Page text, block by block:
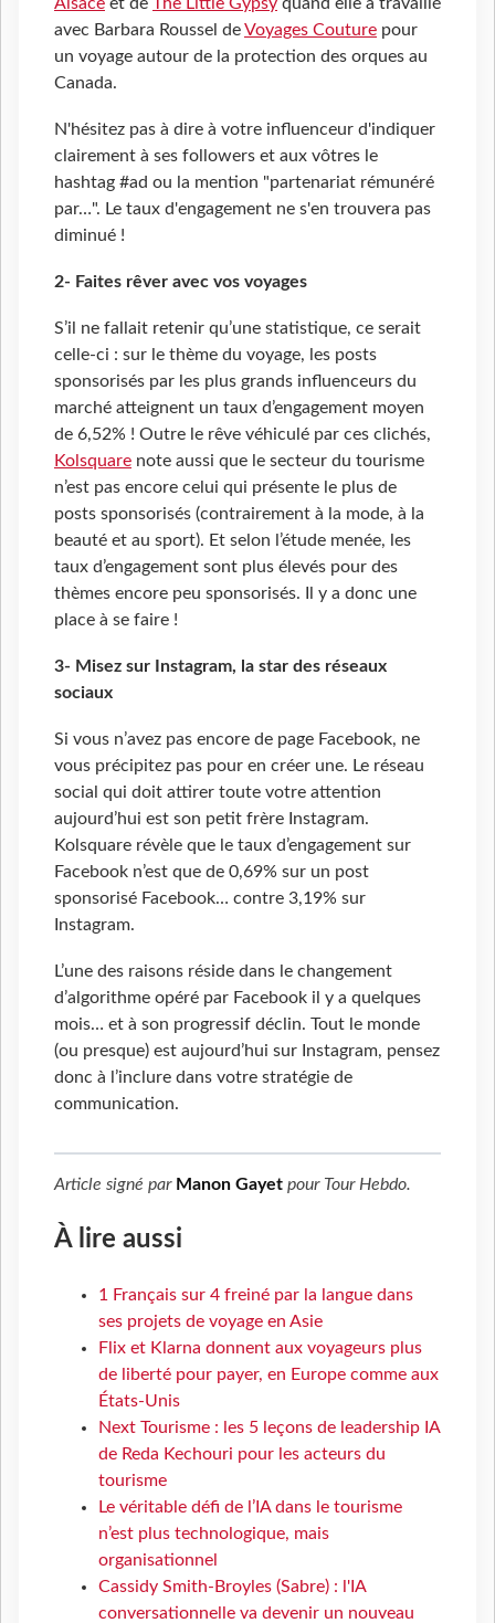
Alsace et de The Little Gypsy quand elle a travaillé
avec Barbara Roussel deVoyages Couture pour
un voyage autour de la protection des orques au
Canada.
N'hésitez pas à dire à votre influenceur d'indiquer
clairement à ses followers et aux vôtres le
hashtag #ad ou la mention "partenariat rémunéré
par…". Le taux d'engagement ne s'en trouvera pas
diminué !
2- Faites rêver avec vos voyages
S’il ne fallait retenir qu’une statistique, ce serait
celle-ci : sur le thème du voyage, les posts
sponsorisés par les plus grands influenceurs du
marché atteignent un taux d’engagement moyen
de 6,52% ! Outre le rêve véhiculé par ces clichés,
Kolsquare note aussi que le secteur du tourisme
n’est pas encore celui qui présente le plus de
posts sponsorisés (contrairement à la mode, à la
beauté et au sport). Et selon l’étude menée, les
taux d’engagement sont plus élevés pour des
thèmes encore peu sponsorisés. Il y a donc une
place à se faire !
3- Misez sur Instagram, la star des réseaux
sociaux
Si vous n’avez pas encore de page Facebook, ne
vous précipitez pas pour en créer une. Le réseau
social qui doit attirer toute votre attention
aujourd’hui est son petit frère Instagram.
Kolsquare révèle que le taux d’engagement sur
Facebook n’est que de 0,69% sur un post
sponsorisé Facebook… contre 3,19% sur
Instagram.
L’une des raisons réside dans le changement
d’algorithme opéré par Facebook il y a quelques
mois… et à son progressif déclin. Tout le monde
(ou presque) est aujourd’hui sur Instagram, pensez
donc à l’inclure dans votre stratégie de
communication.
Article signé par Manon Gayet pour Tour Hebdo.
À lire aussi
1 Français sur 4 freiné par la langue dans
ses projets de voyage en Asie
Flix et Klarna donnent aux voyageurs plus
de liberté pour payer, en Europe comme aux
États-Unis
Next Tourisme : les 5 leçons de leadership IA
de Reda Kechouri pour les acteurs du
tourisme
Le véritable défi de l’IA dans le tourisme
n’est plus technologique, mais
organisationnel
Cassidy Smith-Broyles (Sabre) : l'IA
conversationnelle va devenir un nouveau